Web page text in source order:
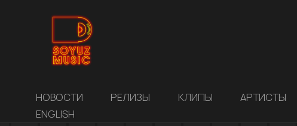
НОВОСТИ РЕЛИЗЫ КЛИПЫ АРТИСТЫ
ENGLISH